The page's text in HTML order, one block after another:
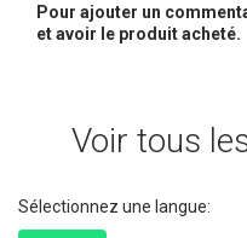
Pour ajouter un
et avoir le produit acheté.
Voir tous
Sélectionnez une langue: